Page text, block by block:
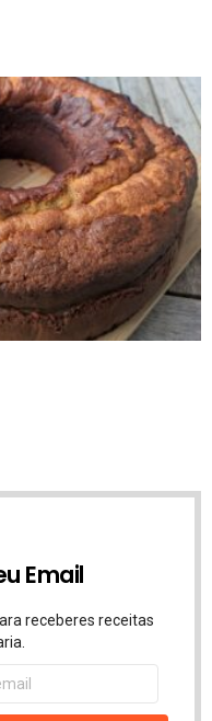
Email
receberes receitas